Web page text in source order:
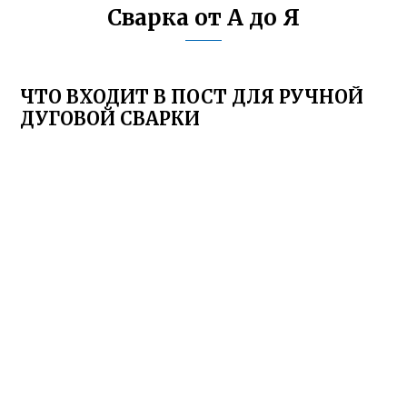
Сварка от А до Я
ЧТО ВХОДИТ В ПОСТ ДЛЯ РУЧНОЙ
ДУГОВОЙ СВАРКИ